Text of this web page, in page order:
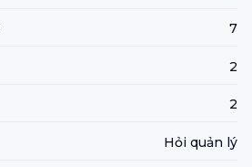
7
2
2
Hỏi quản lý